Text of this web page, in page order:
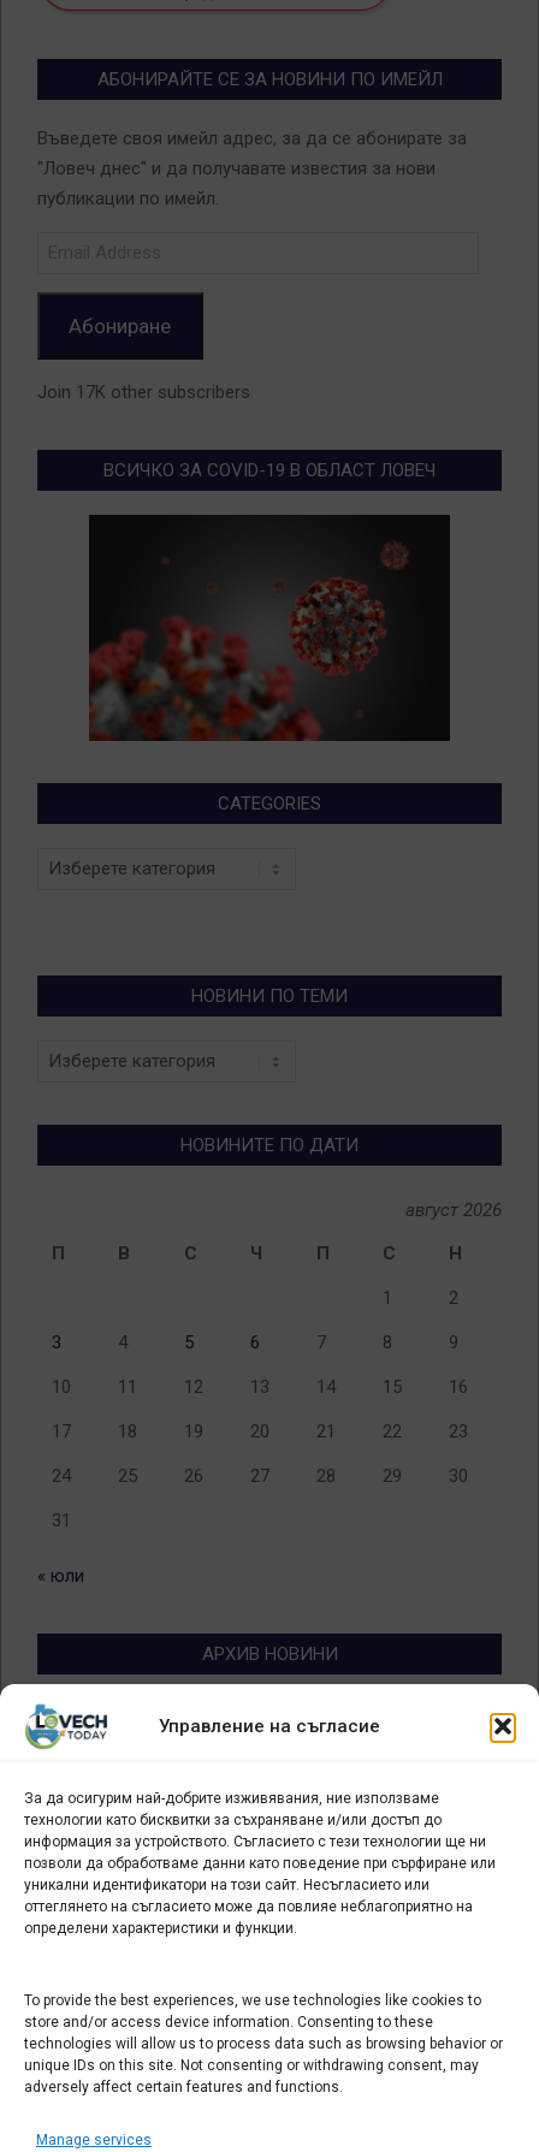
Управление на съгласие
За да осигурим най-добрите изживявания, ние използваме
технологии като бисквитки за съхраняване и/или достъп до
информация за устройството. Съгласието с тези технологии ще ни
позволи да обработваме данни като поведение при сърфиране или
уникални идентификатори на този сайт. Несъгласието или
оттеглянето на съгласието може да повлияе неблагоприятно на
определени характеристики и функции.
To provide the best experiences, we use technologies like cookies to
store and/or access device information. Consenting to these
technologies will allow us to process data such as browsing behavior or
unique IDs on this site. Not consenting or withdrawing consent, may
adversely affect certain features and functions.
Manage services
АБОНИРАЙТЕ СЕ ЗА НОВИНИ ПО ИМЕЙЛ
Въведете своя имейл адрес, за да се абонирате за
"Ловеч днес" и да получавате известия за нови
публикации по имейл.
Абониране
Join 17K other subscribers
ВСИЧКО ЗА COVID-19 В ОБЛАСТ ЛОВЕЧ
CATEGORIES
Categories
НОВИНИ ПО ТЕМИ
Новини
НОВИНИТЕ ПО ДАТИ
август 2026
П
В С Ч П С Н
1 2
3 4 5 6 7 8 9
10 11 12 13 14 15 16
17 18 19 20 21 22 23
24 25 26 27 28 29 30
31
« юли
АРХИВ НОВИНИ
Архив
новини
БИЗНЕС
Арт галерия "Мостове" – магазин за изкуство
СЕВЕРОЗАПАДА ИНФОРМАЦИОНЕН БИЗНЕС
ТУРИСТИЧЕСКИ КЛЪСТЕР
ИНСТИТУЦИИ В ЛОВЕЧ
Административен съд Ловеч
Областна администрация Ловеч